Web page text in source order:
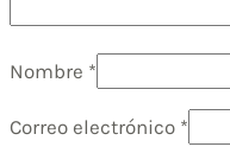
Nombre *
Correo electrónico *